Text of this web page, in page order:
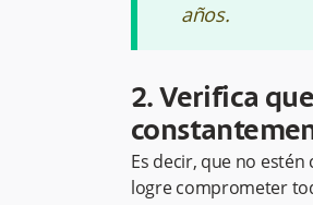
años.
2. Verifica
Es decir, que no
logre comprometer